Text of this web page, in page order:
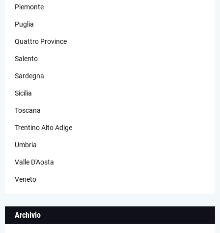
Piemonte
Puglia
Quattro Province
Salento
Sardegna
Sicilia
Toscana
Trentino Alto Adige
Umbria
Valle D'Aosta
Veneto
Archivio